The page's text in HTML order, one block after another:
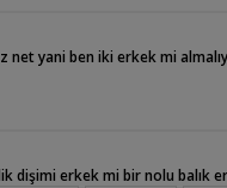
yani ben iki erkek mi
dişimi erkek mi bir nolu balık